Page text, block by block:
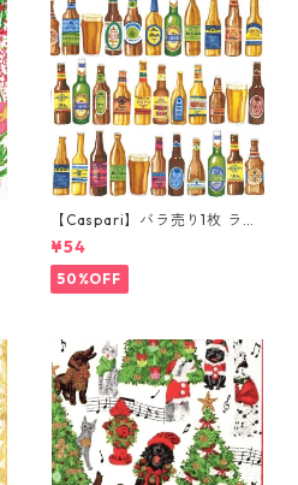
【Caspari】バラ売り1枚 ラン
チサイズ ペーパーナプキン 99
Bottles ホワイト
¥54
50%OFF